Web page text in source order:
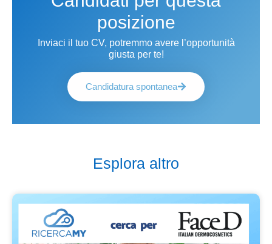
posizione
Inviaci il tuo CV, potremmo avere l’opportunità
giusta per te!
Candidatura spontanea
Esplora altro